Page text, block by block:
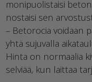
monipuolistaisi
nostaisi sen
– Betorocia voidaan
yhtä sujuvalla
Hinta on normaalia
selviää, kun laittaa